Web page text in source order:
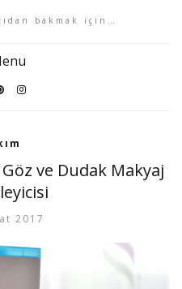
bakmak için…
ve Dudak Makyaj
2017